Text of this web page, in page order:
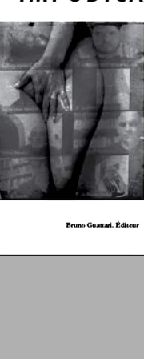
Adèle Nègre Sara Oudin
Page d’accueil